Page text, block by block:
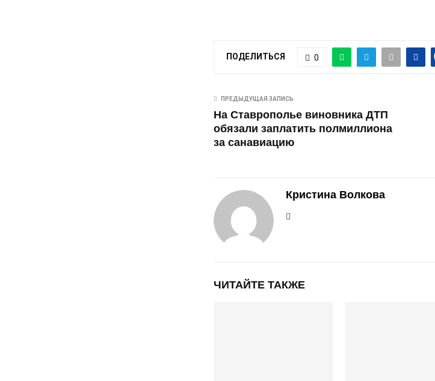
ПОДЕЛИТЬСЯ 0
ПРЕДЫДУЩАЯ ЗАПИСЬ
На Ставрополье виновника ДТП
обязали заплатить полмиллиона
за санавиацию
Кристина Волкова
ЧИТАЙТЕ ТАКЖЕ